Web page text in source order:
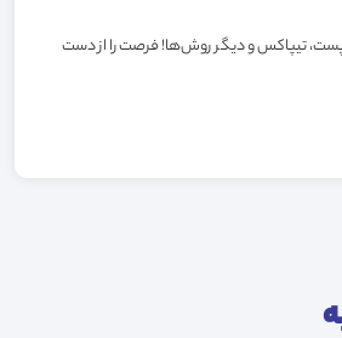
پست، تیپاکس و دیگر روش‌ها! فرصت را از دست